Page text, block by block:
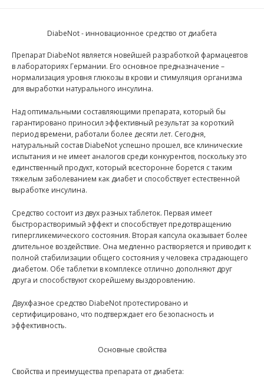
DiabeNot - инновационное средство от диабета
Препарат DiabeNot является новейшей разработкой фармацевтов
в лабораториях Германии. Его основное предназначение –
нормализация уровня глюкозы в крови и стимуляция организма
для выработки натурального инсулина.
Над оптимальными составляющими препарата, который бы
гарантировано приносил эффективный результат за короткий
период времени, работали более десяти лет. Сегодня,
натуральный состав DiabeNot успешно прошел, все клинические
испытания и не имеет аналогов среди конкурентов, поскольку это
единственный продукт, который всесторонне борется с таким
тяжелым заболеванием как диабет и способствует естественной
выработке инсулина.
Средство состоит из двух разных таблеток. Первая имеет
быстрорастворимый эффект и способствует предотвращению
гипергликемического состояния. Вторая капсула оказывает более
длительное воздействие. Она медленно растворяется и приводит к
полной стабилизации общего состояния у человека страдающего
диабетом. Обе таблетки в комплексе отлично дополняют друг
друга и способствуют скорейшему выздоровлению.
Двухфазное средство DiabeNot протестировано и
сертифицировано, что подтверждает его безопасность и
эффективность.
Основные свойства
Свойства и преимущества препарата от диабета: